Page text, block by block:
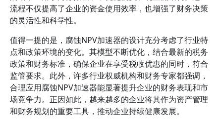
流程不仅提高了企业的资金使用效率，也增强了财务决策
的灵活性和科学性。
值得一提的是，腐蚀NPV加速器的设计充分考虑了行业特
点和政策环境的变化。其模型不断优化，结合最新的税务
政策和财务标准，确保企业在享受税收优惠的同时，符合
监管要求。此外，许多行业权威机构和财务专家都强调，
合理应用腐蚀NPV加速器能显著提升企业的财务表现和市
场竞争力。正因如此，越来越多的企业将其作为资产管理
和财务规划的重要工具，推动企业持续健康发展。